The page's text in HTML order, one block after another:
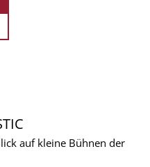
auf kleine Bühnen der